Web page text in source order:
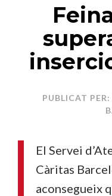
PUBLICAT
El Servei
Càritas
aconsegueix